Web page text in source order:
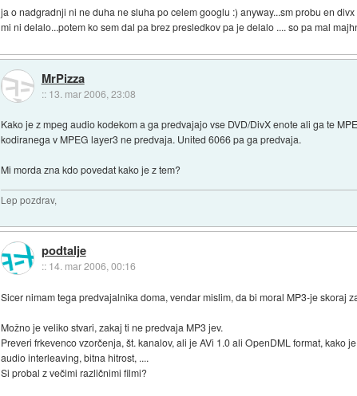
ja o nadgradnji ni ne duha ne sluha po celem googlu :) anyway...sm probu en
mi ni delalo...potem ko sem dal pa brez presledkov pa je delalo .... so pa mal
MrPizza
:: 13. mar 2006, 23:08
Kako je z mpeg audio kodekom a ga predvajajo vse DVD/DivX enote ali ga te
kodiranega v MPEG layer3 ne predvaja. United 6066 pa ga predvaja.
Mi morda zna kdo povedat kako je z tem?
Lep pozdrav,
podtalje
:: 14. mar 2006, 00:16
Sicer nimam tega predvajalnika doma, vendar mislim, da bi moral MP3-je skoraj
Možno je veliko stvari, zakaj ti ne predvaja MP3 jev.
Preveri frkevenco vzorčenja, št. kanalov, ali je AVi 1.0 ali OpenDML format, kako
audio interleaving, bitna hitrost, ....
Si probal z večimi različnimi filmi?